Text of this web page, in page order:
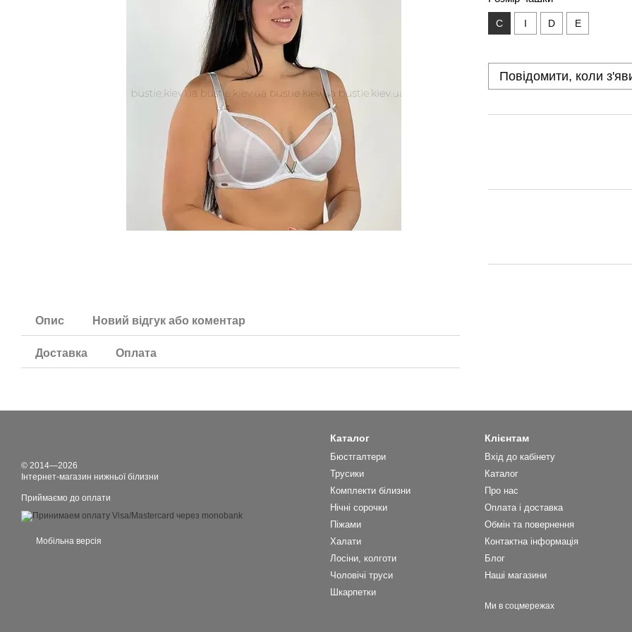
Опис Новий відгук або коментар
Доставка Оплата
С I D E
Повідомити, коли
© 2014—2026
Інтернет-магазин нижньої білизни
Приймаємо до оплати
Мобільна версія
Каталог
Бюстгалтери
Трусики
Комплекти білизни
Нічні сорочки
Піжами
Халати
Лосіни, колготи
Чоловічі труси
Шкарпетки
Клієнтам
Вхід до кабінету
Каталог
Про нас
Оплата і доставка
Обмін та повернення
Контактна інформація
Блог
Наші магазини
Ми в соцмережах